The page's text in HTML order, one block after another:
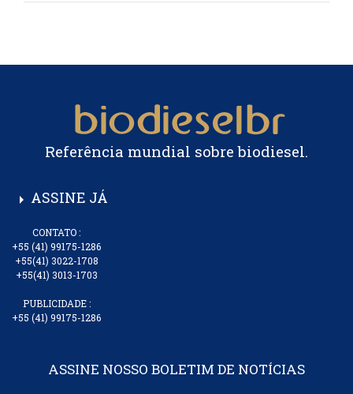
Referência mundial sobre biodiesel.
arrow_right ASSINE JÁ
CONTATO :
+55 (41) 99175-1286
+55(41) 3022-1708
+55(41) 3013-1703
PUBLICIDADE :
+55 (41) 99175-1286
ASSINE NOSSO BOLETIM DE NOTÍCIAS